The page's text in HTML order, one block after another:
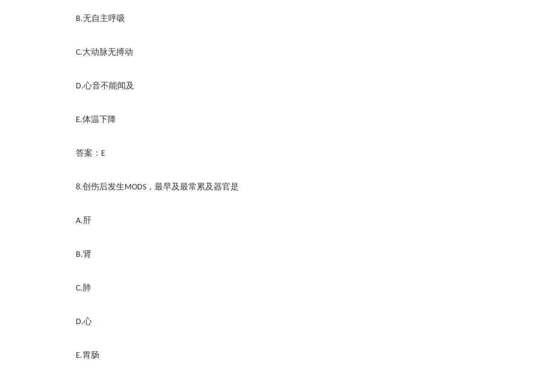
B.无自主呼吸
C.大动脉无搏动
D.心音不能闻及
E.体温下降
答案： E
8.创伤后发生 MODS ，最早及最常累及器官是
A. 肝
B.肾
C. 肺
D.心
E. 胃肠